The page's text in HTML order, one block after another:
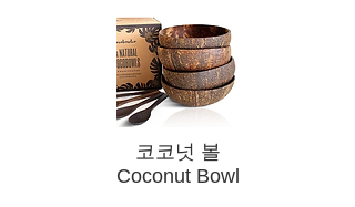
​코코넛 볼
Coconut Bowl